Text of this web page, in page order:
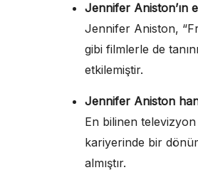
Jennifer Aniston’ın
Jennifer Aniston,
gibi filmlerle de
etkilemiştir.
Jennifer Aniston
En bilinen televizyon
kariyerinde bir
almıştır.